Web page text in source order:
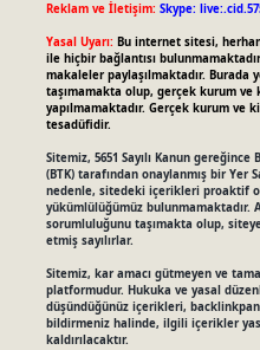
Reklam ve İletişim: Skype:
Yasal Uyarı: Bu internet sitesi,
ile hiçbir bağlantısı
makaleler paylaşılmaktadır.
taşımamakta olup, gerçek kurum ve
yapılmamaktadır. Gerçek kurum
tesadüfidir.
Sitemiz, 5651 Sayılı Kanun
(BTK) tarafından onaylanmış bir Yer
nedenle, sitedeki içerikleri proaktif
yükümlülüğümüz bulunmamaktadır.
sorumluluğunu taşımakta olup,
etmiş sayılırlar.
Sitemiz, kar amacı gütmeyen ve
platformudur. Hukuka ve yasal
düşündüğünüz içerikleri,
bildirmeniz halinde, ilgili içerikler
kaldırılacaktır.